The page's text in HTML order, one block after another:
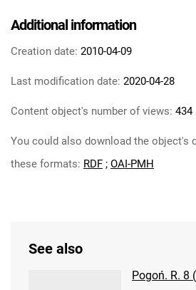
Additional information
Creation date: 2010-04-09
Last modification date: 2020-04-28
Content object's number of views: 434
You could also download the object's
these formats: RDF ; OAI-PMH
See also
Pogoń. R. 8